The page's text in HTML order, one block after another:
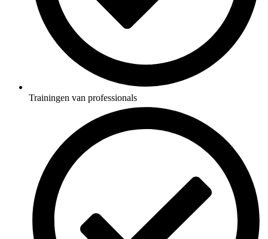
Trainingen van professionals